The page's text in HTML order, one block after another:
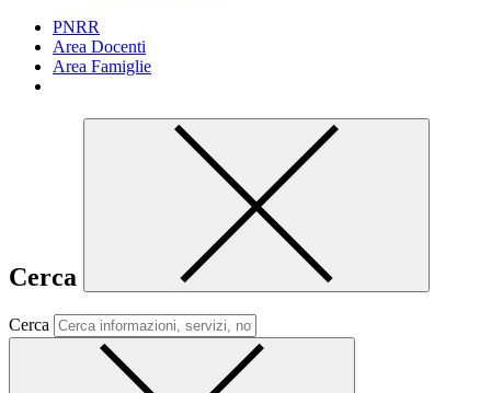
PNRR
Area Docenti
Area Famiglie
Cerca
Cerca